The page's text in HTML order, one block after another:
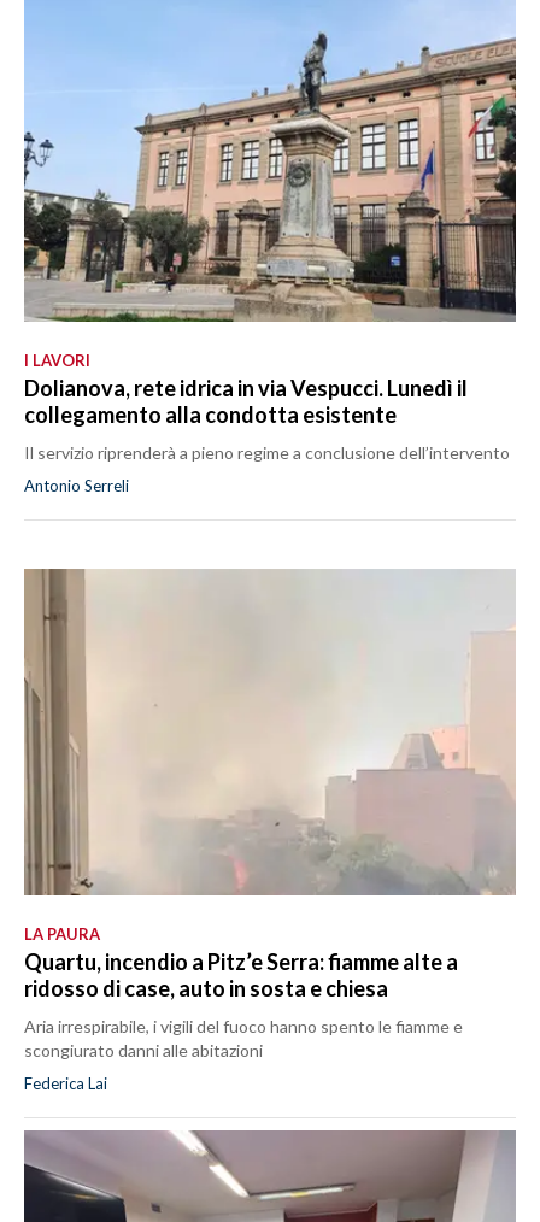
I LAVORI
Dolianova, rete idrica in via Vespucci. Lunedì il
collegamento alla condotta esistente
Il servizio riprenderà a pieno regime a conclusione dell’intervento
Antonio Serreli
LA PAURA
Quartu, incendio a Pitz’e Serra: fiamme alte a
ridosso di case, auto in sosta e chiesa
Aria irrespirabile, i vigili del fuoco hanno spento le fiamme e
scongiurato danni alle abitazioni
Federica Lai